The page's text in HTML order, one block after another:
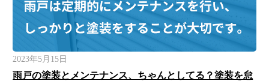
2023年5月15日
雨戸の塗装とメンテナンス、ちゃんとしてる？塗装を怠